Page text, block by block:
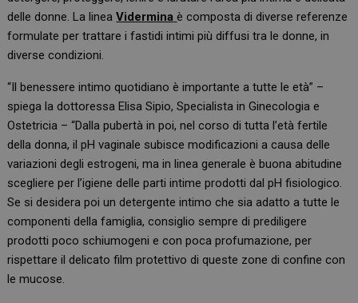
delle donne. La lineaVidermina è composta di diverse referenze
formulate per trattare i fastidi intimi più diffusi tra le donne, in
diverse condizioni.
“Il benessere intimo quotidiano è importante a tutte le età” –
spiega ladottoressa ElisaSipio, Specialista inGinecologia e
Ostetricia – “Dalla pubertà in poi, nel corso di tutta l’età fertile
della donna, il pH vaginale subisce modificazioni a causa delle
variazioni degli estrogeni, ma in linea generale è buona abitudine
scegliere per l’igiene delle parti intime prodotti dalpH fisiologico.
Se si desiderapoi undetergente intimo che sia adatto a tutte le
componenti della famiglia,consiglio sempre diprediligere
prodotti poco schiumogeni e con poca profumazione, per
rispettare il delicato film protettivo di queste zone di confine con
le mucose.